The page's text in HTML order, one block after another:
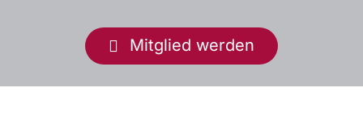
Mitglied werden